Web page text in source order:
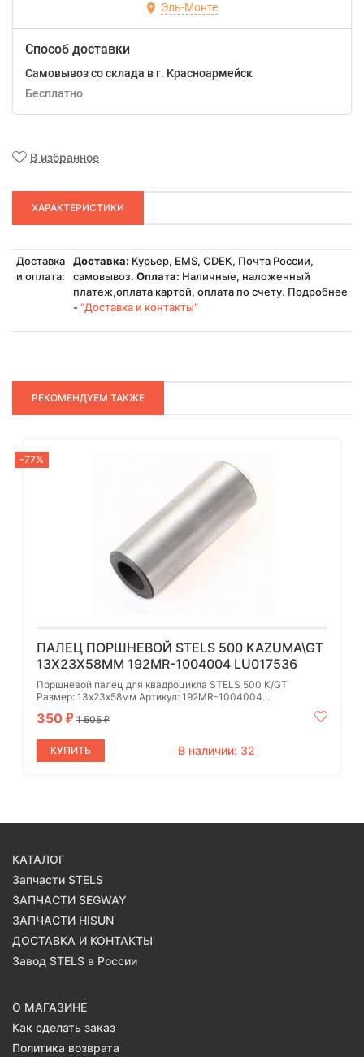
Эль-Монте
Способ доставки
Самовывоз со склада в г. Красноармейск
Бесплатно
В избранное
ХАРАКТЕРИСТИКИ
Доставка
и оплата:
Доставка: Курьер, EMS, CDEK, Почта России,
самовывоз. Оплата: Наличные, наложенный
платеж,оплата картой, оплата по счету. Подробнее
- "Доставка и контакты"
РЕКОМЕНДУЕМ ТАКЖЕ
-77%
ПАЛЕЦ ПОРШНЕВОЙ STELS 500 KAZUMA\GT
13X23X58ММ 192MR-1004004 LU017536
Поршневой палец для квадроцикла STELS 500 K/GT
Размер: 13х23х58мм Артикул: 192MR-1004004...
350 ₽ 1 505₽
КУПИТЬ В наличии: 32
КАТАЛОГ
Запчасти STELS
ЗАПЧАСТИ SEGWAY
ЗАПЧАСТИ HISUN
ДОСТАВКА И КОНТАКТЫ
Завод STELS в России
О МАГАЗИНЕ
Как сделать заказ
Политика возврата